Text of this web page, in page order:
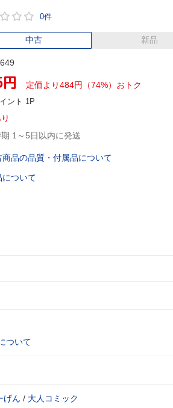
0件
中古 新品
円 定価より484円（74%）おトク
ント 1P
1～5日以内に発送
商品の品質・付属品について
について
ついて
げん / 大人コミック